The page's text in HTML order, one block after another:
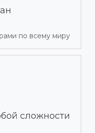
по всему миру
сложности